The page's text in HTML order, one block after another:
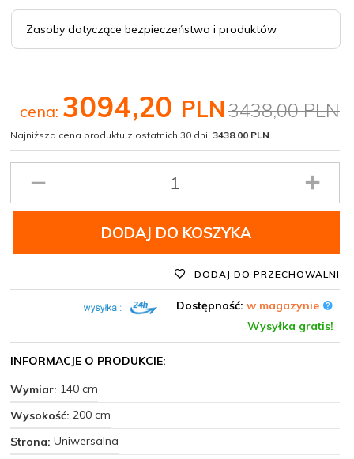
Zasoby dotyczące bezpieczeństwa i produktów
cena: 3094,20 PLN 3438,00 PLN
Najniższa cena produktu z ostatnich 30 dni: 3438.00 PLN
produktu
DODAJ DO KOSZYKA
DODAJ DO PRZECHOWALNI
Dostępność: w magazynie
Wysyłka gratis!
INFORMACJE O PRODUKCIE:
Wymiar: 140 cm
Wysokość: 200 cm
Strona: Uniwersalna